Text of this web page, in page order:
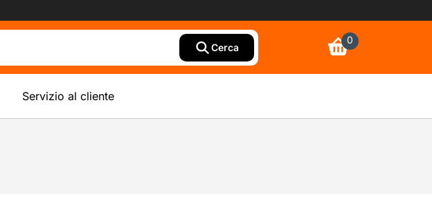
Cerca
0
Servizio al cliente